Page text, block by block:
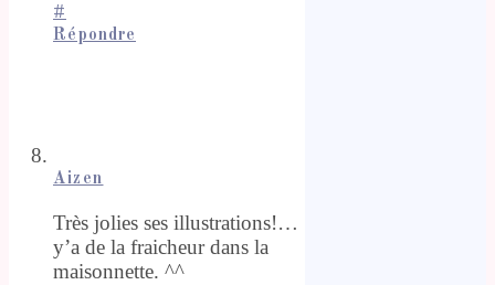
#
Répondre
Aizen
Très jolies ses illustrations!…
y’a de la fraicheur dans la
maisonnette. ^^